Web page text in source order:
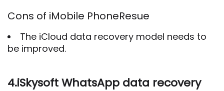
Cons of iMobile PhoneResue
The iCloud data recovery model needs to
be improved.
4.iSkysoft WhatsApp data recovery